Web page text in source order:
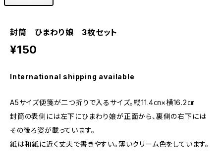
封筒 ひまわり娘 3枚セット
¥150
International shipping available
A5サイズ便箋が二つ折りで入るサイズ。縦11.4㎝×横16.2㎝
封筒の表側には左下にひまわり娘が正面から、裏側の右下には
その後ろ姿が載っています。
紙は和紙に近く丈夫で書きやすい。薄いクリーム色をしています。